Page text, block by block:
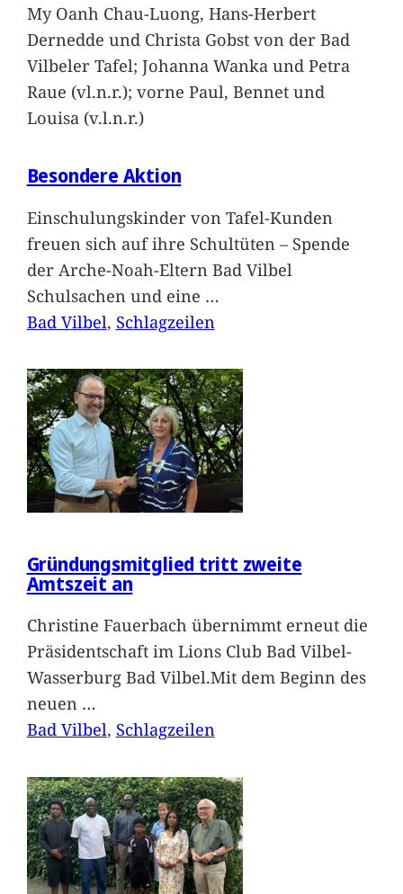
My Oanh Chau-Luong, Hans-Herbert
Dernedde und Christa Gobst von der Bad
Vilbeler Tafel; Johanna Wanka und Petra
Raue (vl.n.r.); vorne Paul, Bennet und
Louisa (v.l.n.r.)
Besondere Aktion
Einschulungskinder von Tafel-Kunden
freuen sich auf ihre Schultüten – Spende
der Arche-Noah-Eltern Bad Vilbel
Schulsachen und eine …
Bad Vilbel, Schlagzeilen
Gründungsmitglied tritt zweite
Amtszeit an
Christine Fauerbach übernimmt erneut die
Präsidentschaft im Lions Club Bad Vilbel-
Wasserburg Bad Vilbel.Mit dem Beginn des
neuen …
Bad Vilbel, Schlagzeilen